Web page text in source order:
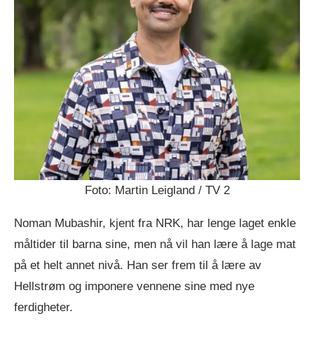
Foto: Martin Leigland / TV 2
Noman Mubashir, kjent fra NRK, har lenge laget enkle
måltider til barna sine, men nå vil han lære å lage mat
på et helt annet nivå. Han ser frem til å lære av
Hellstrøm og imponere vennene sine med nye
ferdigheter.